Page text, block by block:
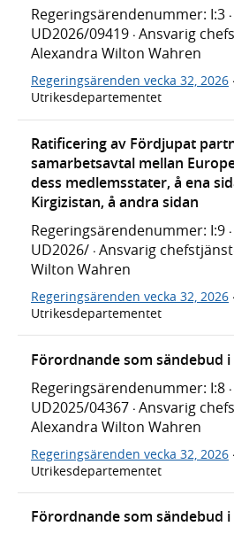
Regeringsärendenummer: I:3 ·
UD2026/09419 · Ansvarig
Alexandra Wilton Wahren
Regeringsärenden vecka 32, 2026 ·
Utrikesdepartementet
Ratificering av Fördjupat
samarbetsavtal mellan
dess medlemsstater, å ena
Kirgizistan, å andra sidan
Regeringsärendenummer: I:9 ·
UD2026/ · Ansvarig
Wilton Wahren
Regeringsärenden vecka 32, 2026 ·
Utrikesdepartementet
Förordnande som sändebud
Regeringsärendenummer: I:8 ·
UD2025/04367 · Ansvarig
Alexandra Wilton Wahren
Regeringsärenden vecka 32, 2026 ·
Utrikesdepartementet
Förordnande som sändebud i